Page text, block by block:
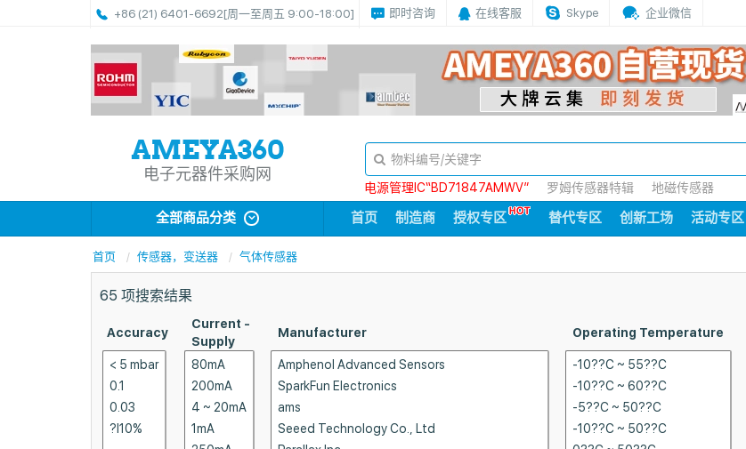
+86 (21) 6401-6692[周一至周五 9:00-18:00] 即时咨询 在线客服 Skype 企业微信
电子元器件采购网
电源管理IC“BD71847AMWV”
罗姆传感器特辑 地磁传感器
全部商品分类 首页 制造商 授权专区 替代专区 创新工场 活动专区
首页 传感器，变送器 气体传感器
65 项搜索结果
Accuracy
Current -
Supply
Manufacturer Operating Temperature